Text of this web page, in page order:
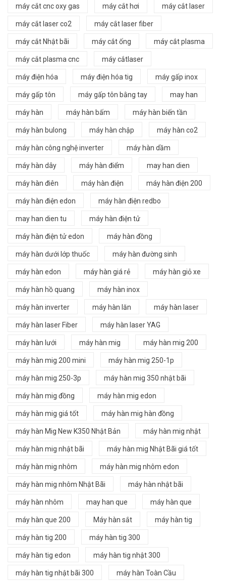
máy cắt cnc oxy gas máy cắt hơi máy cắt laser
máy cắt laser co2 máy cắt laser fiber
máy cắt Nhật bãi máy cắt ống máy cắt plasma
máy cắt plasma cnc máy cắtlaser
máy điện hóa máy điện hóa tig máy gấp inox
máy gấp tôn máy gấp tôn bằng tay may han
máy hàn máy hàn bấm máy hàn biến tần
máy hàn bulong máy hàn chập máy hàn co2
máy hàn công nghệ inverter máy hàn dầm
máy hàn dây máy hàn điểm may han dien
máy hàn điên máy hàn điện máy hàn điện 200
máy hàn điện edon máy hàn điện redbo
may han dien tu máy hàn điện tử
máy hàn điện tử edon máy hàn đồng
máy hàn dưới lớp thuốc máy hàn đường sinh
máy hàn edon máy hàn giá rẻ máy hàn giỏ xe
máy hàn hồ quang máy hàn inox
máy hàn inverter máy hàn lăn máy hàn laser
máy hàn laser Fiber máy hàn laser YAG
máy hàn lưới máy hàn mig máy hàn mig 200
máy hàn mig 200 mini máy hàn mig 250-1p
máy hàn mig 250-3p máy hàn mig 350 nhật bãi
máy hàn mig đồng máy hàn mig edon
máy hàn mig giá tốt máy hàn mig hàn đồng
máy hàn Mig New K350 Nhật Bản máy hàn mig nhật
máy hàn mig nhật bãi máy hàn mig Nhật Bãi giá tốt
máy hàn mig nhôm máy hàn mig nhôm edon
máy hàn mig nhôm Nhật Bãi máy hàn nhật bãi
máy hàn nhôm may han que máy hàn que
máy hàn que 200 Máy hàn sắt máy hàn tig
máy hàn tig 200 máy hàn tig 300
máy hàn tig edon máy hàn tig nhật 300
máy hàn tig nhật bãi 300 máy hàn Toàn Cầu